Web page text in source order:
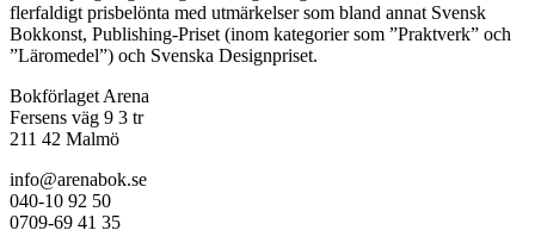
flerfaldigt prisbelönta med utmärkelser som bland annat Svensk
Bokkonst, Publishing-Priset (inom kategorier som ”Praktverk” och
”Läromedel”) och Svenska Designpriset.
Bokförlaget Arena
Fersens väg 9 3 tr
211 42 Malmö
info@arenabok.se
040-10 92 50
0709-69 41 35